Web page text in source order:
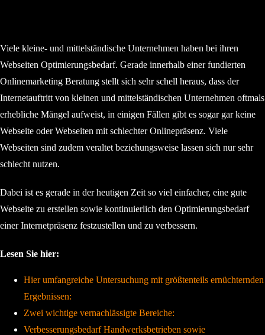
Viele kleine- und mittelständische Unternehmen haben bei ihren
Webseiten Optimierungsbedarf. Gerade innerhalb einer fundierten
Onlinemarketing Beratung stellt sich sehr schell heraus, dass der
Internetauftritt von kleinen und mittelständischen Unternehmen oftmals
erhebliche Mängel aufweist, in einigen Fällen gibt es sogar gar keine
Webseite oder Webseiten mit schlechter Onlinepräsenz. Viele
Webseiten sind zudem veraltet beziehungsweise lassen sich nur sehr
schlecht nutzen.
Dabei ist es gerade in der heutigen Zeit so viel einfacher, eine gute
Webseite zu erstellen sowie kontinuierlich den Optimierungsbedarf
einer Internetpräsenz festzustellen und zu verbessern.
Lesen Sie hier:
Hier umfangreiche Untersuchung mit größtenteils ernüchternden
Ergebnissen:
Zwei wichtige vernachlässigte Bereiche:
Verbesserungsbedarf Handwerksbetrieben sowie